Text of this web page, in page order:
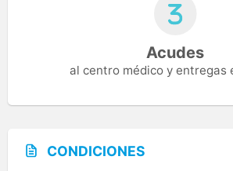
Acudes
al centro médico y entregas
CONDICIONES